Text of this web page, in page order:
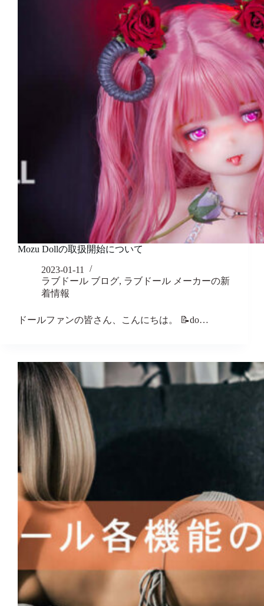
Mozu Dollの取扱開始について
2023-01-11
ラブドール ブログ, ラブドール メーカーの新
着情報
ドールファンの皆さん、こんにちは。 📝do…